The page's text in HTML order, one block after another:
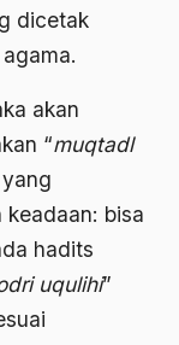
dicetak
akan
“muqtadl
bisa
hadits
uqulihi”